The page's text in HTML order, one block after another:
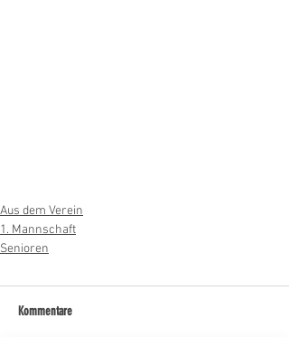
Aus dem Verein
1. Mannschaft
Senioren
Kommentare